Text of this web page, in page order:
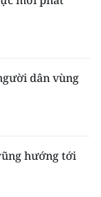
dân vùng
hướng tới